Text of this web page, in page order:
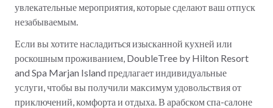
увлекательные мероприятия, которые сделают ваш отпуск
незабываемым.
Если вы хотите насладиться изысканной кухней или
роскошным проживанием, DoubleTree by Hilton Resort
and Spa Marjan Island предлагает индивидуальные
услуги, чтобы вы получили максимум удовольствия от
приключений, комфорта и отдыха. В арабском спа-салоне